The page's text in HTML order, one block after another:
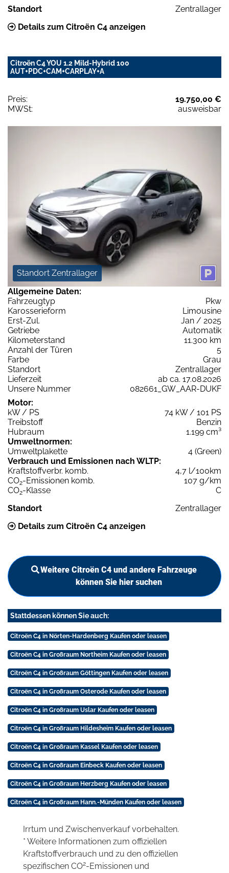
Standort
Zentrallager
Details zum Citroën C4 anzeigen
Citroën C4 YOU 1.2 Mild-Hybrid 100
AUT+PDC+CAM+CARPLAY+A
Preis:
19.750,00 €
MWSt:
ausweisbar
Standort Zentrallager
Allgemeine Daten:
Fahrzeugtyp
Pkw
Karosserieform
Limousine
Erst-Zul.
Jan / 2025
Getriebe
Automatik
Kilometerstand
11.300 km
Anzahl der Türen
5
Farbe
Grau
Standort
Zentrallager
Lieferzeit
ab ca. 17.08.2026
Unsere Nummer
082661_GW_AAR-DUKF
Motor:
kW / PS
74 kW / 101 PS
Treibstoff
Benzin
Hubraum
1.199 cm³
Umweltnormen:
Umweltplakette
4 (Green)
Verbrauch und Emissionen nach WLTP:
Kraftstoffverbr. komb.
4,7 l/100km
CO2-Emissionen komb.
107 g/km
CO2-Klasse
C
Standort
Zentrallager
Details zum Citroën C4 anzeigen
Weitere Citroën C4 und andere Fahrzeuge
können Sie hier suchen
Stattdessen können Sie auch:
Citroën C4 in Nörten-Hardenberg Kaufen oder leasen
Citroën C4 in Großraum Northeim Kaufen oder leasen
Citroën C4 in Großraum Göttingen Kaufen oder leasen
Citroën C4 in Großraum Osterode Kaufen oder leasen
Citroën C4 in Großraum Uslar Kaufen oder leasen
Citroën C4 in Großraum Hildesheim Kaufen oder leasen
Citroën C4 in Großraum Kassel Kaufen oder leasen
Citroën C4 in Großraum Einbeck Kaufen oder leasen
Citroën C4 in Großraum Herzberg Kaufen oder leasen
Citroën C4 in Großraum Hann.-Münden Kaufen oder leasen
Irrtum und Zwischenverkauf vorbehalten.
* Weitere Informationen zum offiziellen
Kraftstoffverbrauch und zu den offiziellen
spezifischen CO2-Emissionen und